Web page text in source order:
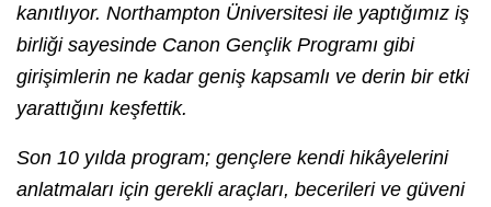
kanıtlıyor. Northampton Üniversitesi ile yaptığımız iş
birliği sayesinde Canon Gençlik Programı gibi
girişimlerin ne kadar geniş kapsamlı ve derin bir etki
yarattığını keşfettik.
Son 10 yılda program; gençlere kendi hikâyelerini
anlatmaları için gerekli araçları, becerileri ve güveni